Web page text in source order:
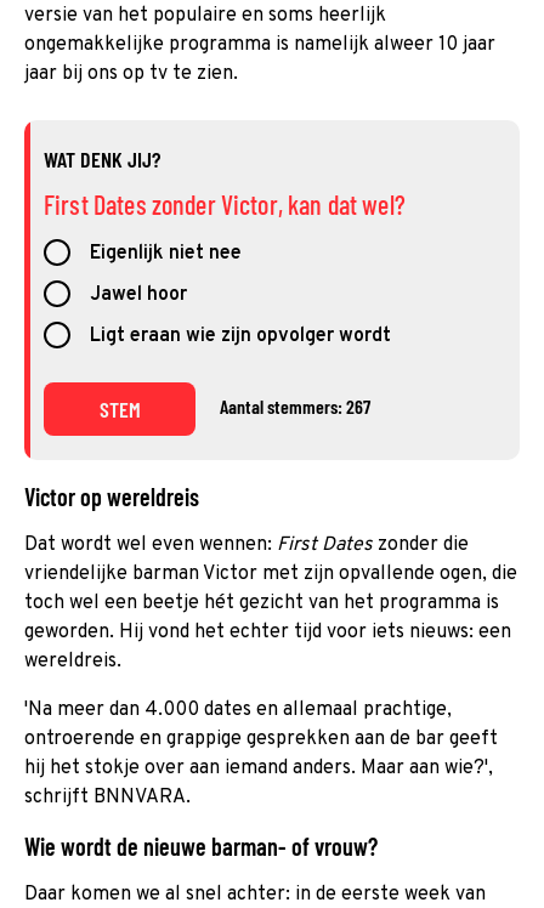
versie van het populaire en soms heerlijk
ongemakkelijke programma is namelijk alweer 10 jaar
jaar bij ons op tv te zien.
WAT DENK JIJ?
First Dates zonder Victor, kan dat wel?
Eigenlijk niet nee
Jawel hoor
Ligt eraan wie zijn opvolger wordt
STEM Aantal stemmers: 267
Victor op wereldreis
Dat wordt wel even wennen: First Dates zonder die
vriendelijke barman Victor met zijn opvallende ogen, die
toch wel een beetje hét gezicht van het programma is
geworden. Hij vond het echter tijd voor iets nieuws: een
wereldreis.
'Na meer dan 4.000 dates en allemaal prachtige,
ontroerende en grappige gesprekken aan de bar geeft
hij het stokje over aan iemand anders. Maar aan wie?',
schrijft BNNVARA.
Wie wordt de nieuwe barman- of vrouw?
Daar komen we al snel achter: in de eerste week van